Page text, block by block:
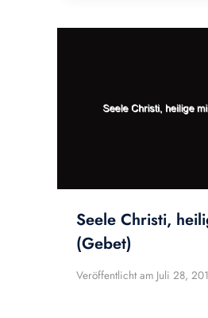
Seele Christi,
(Gebet)
Veröffentlicht am Juli 28,